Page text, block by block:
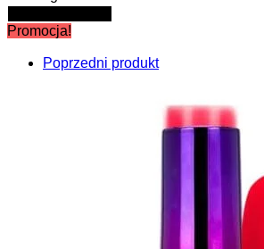
Promocja!
Poprzedni produkt